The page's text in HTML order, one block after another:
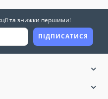
та знижки першими!
ПІДПИСАТИСЯ